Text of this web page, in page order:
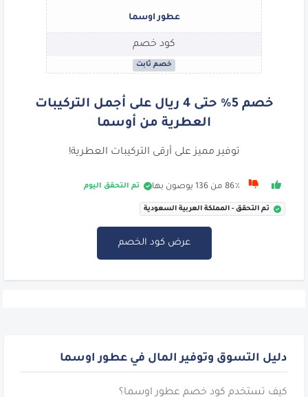
عطور اوسما
كود خصم
خصم ثابت
خصم 5% حتى 4 ريال على أجمل التركيبات
العطرية من أوسما
توفير مميز على أرقى التركيبات العطرية!
86٪ من 136 يوصون بها تم التحقق اليوم
تم التحقق - المملكة العربية السعودية
عرض كود الخصم
دليل التسوق وتوفير المال في عطور اوسما